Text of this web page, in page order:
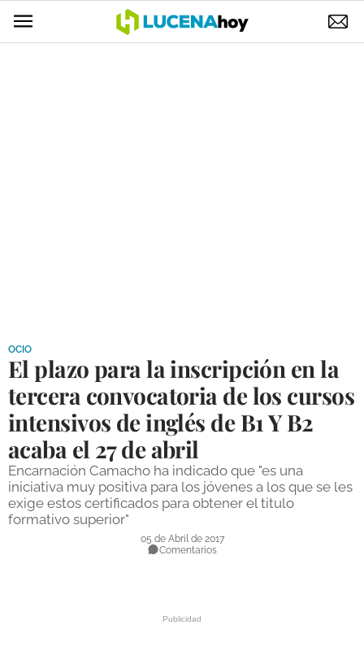
DEPORTES
COMPETICIONES
DEPORTE BASE
OPINIÓN
VENTANA CIUDADANA
OCIO
El plazo para la inscripción en la
tercera convocatoria de los cursos
intensivos de inglés de B1 Y B2
acaba el 27 de abril
Encarnación Camacho ha indicado que "es una
iniciativa muy positiva para los jóvenes a los que se les
exige estos certificados para obtener el titulo
formativo superior"
05 de Abril de 2017
Comentarios